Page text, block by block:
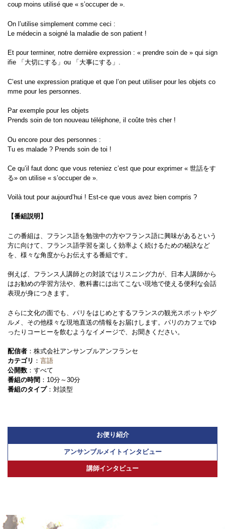
coup moins utilisé que « s’occuper de ».
On l’utilise simplement comme ceci :
Le médecin a soigné la maladie de son patient !
Et pour terminer, notre dernière expression : « prendre soin de » qui sign
ifie 「大切にする」ou 「大事にする」.
C’est une expression pratique et que l’on peut utiliser pour les objets co
mme pour les personnes.
Par exemple pour les objets
Prends soin de ton nouveau téléphone, il coûte très cher !
Ou encore pour des personnes :
Tu es malade ? Prends soin de toi !
Ce qu’il faut donc que vous reteniez c’est que pour exprimer « 世話をす
る» on utilise « s’occuper de ».
Voilà tout pour aujourd’hui ! Est-ce que vous avez bien compris ?
【番組説明】
この番組は、フランス語を勉強中の方やフランス語に興味があるという
方に向けて、フランス語学習を楽しく効率よく続けるための秘訣など
を、様々な角度からお伝えする番組です。
例えば、フランス人講師との対談ではリスニング力が、日本人講師から
はお勧めの学習方法や、教科書には出てこない現地で使える便利な会話
表現が身につきます。
さらに文化の面でも、パリをはじめとするフランスの観光スポットやグ
ルメ、その他様々な現地直送の情報をお届けします。パリのカフェでゆ
ったりコーヒーを飲むようなイメージで、お聞きください。
配信者 ：株式会社アンサンブルアンフランセ
カテゴリ ： 言語
公開数 ：すべて
番組の時間 ：10分～30分
番組のタイプ：対談型
お便り紹介
アンサンブルメイトインタビュー
講師インタビュー